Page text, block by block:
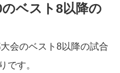
ベスト8以降の
会のベスト8以降の試合
です。